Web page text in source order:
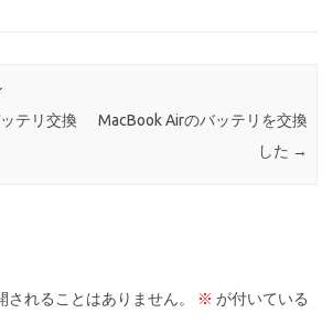
テリ交換
MacBook Airのバッテリを交換
した →
されることはありません。 ※ が付いている